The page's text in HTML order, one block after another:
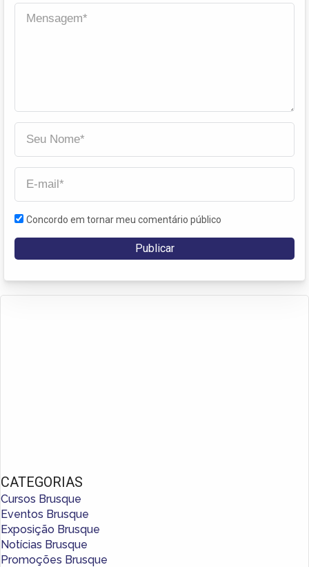
Concordo em tornar meu comentário público
CATEGORIAS
Cursos Brusque
Eventos Brusque
Exposição Brusque
Notícias Brusque
Promoções Brusque